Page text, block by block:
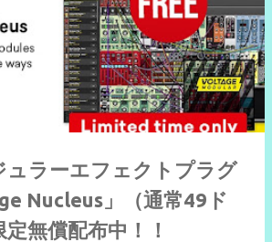
ュラーエフェクトプラグ
Nucleus」（通常49ド
無償配布中！！